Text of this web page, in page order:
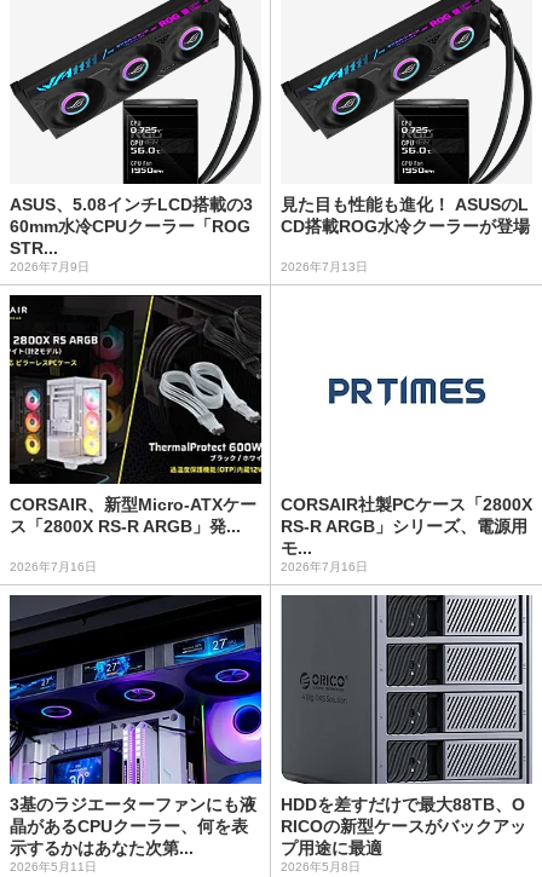
ASUS、5.08インチLCD搭載の3
60mm水冷CPUクーラー「ROG
STR...
2026年7月9日
見た目も性能も進化！ ASUSのL
CD搭載ROG水冷クーラーが登場
2026年7月13日
CORSAIR、新型Micro-ATXケー
ス「2800X RS-R ARGB」発...
2026年7月16日
CORSAIR社製PCケース「2800X
RS-R ARGB」シリーズ、電源用
モ...
2026年7月16日
3基のラジエーターファンにも液
晶があるCPUクーラー、何を表
示するかはあなた次第...
2026年5月11日
HDDを差すだけで最大88TB、O
RICOの新型ケースがバックアッ
プ用途に最適
2026年5月8日